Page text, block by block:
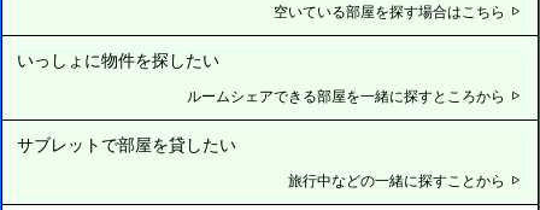
空いている部屋を探す場合はこちら
いっしょに物件を探したい
ルームシェアできる部屋を一緒に探すところから
サブレットで部屋を貸したい
旅行中などの一緒に探すことから